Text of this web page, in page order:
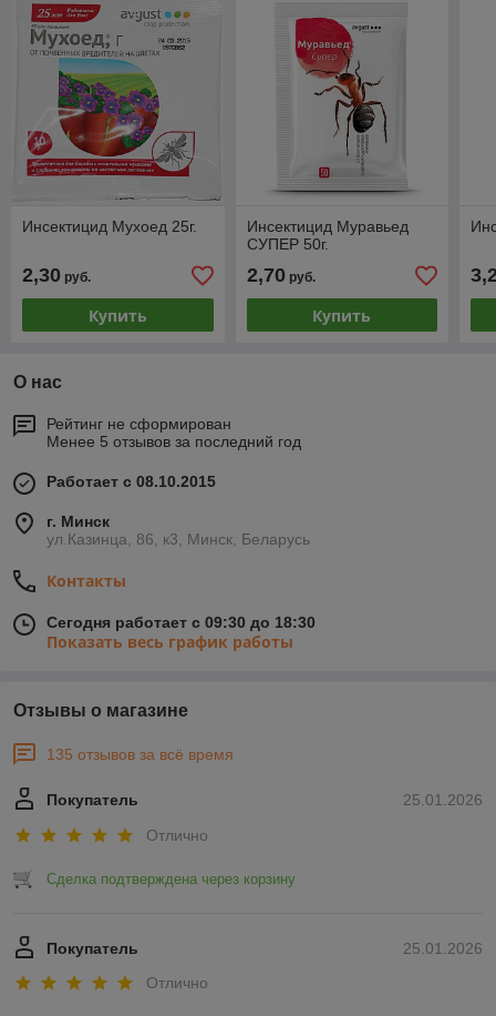
Инсектицид Мухоед 25г.
2,30 руб.
Купить
Инсектицид Муравьед
СУПЕР 50г.
2,70руб.
Купить
О нас
Рейтинг не сформирован
Менее 5 отзывов за последний год
Работает с 08.10.2015
г. Минск
ул.Казинца, 86, к3, Минск, Беларусь
Контакты
Сегодня работает с 09:30 до 18:30
Показать весь график работы
Отзывы о магазине
135 отзывов за всё время
25.01.2026
Покупатель
Отлично
Сделка подтверждена через корзину
25.01.2026
Покупатель
Отлично